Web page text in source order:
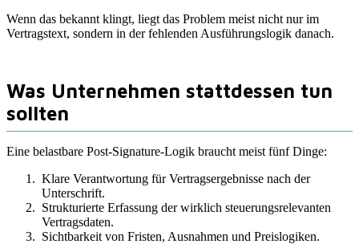
Wenn das bekannt klingt, liegt das Problem meist nicht nur im
Vertragstext, sondern in der fehlenden Ausführungslogik danach.
Was Unternehmen stattdessen tun
sollten
Eine belastbare Post-Signature-Logik braucht meist fünf Dinge:
Klare Verantwortung für Vertragsergebnisse nach der
Unterschrift.
Strukturierte Erfassung der wirklich steuerungsrelevanten
Vertragsdaten.
Sichtbarkeit von Fristen, Ausnahmen und Preislogiken.